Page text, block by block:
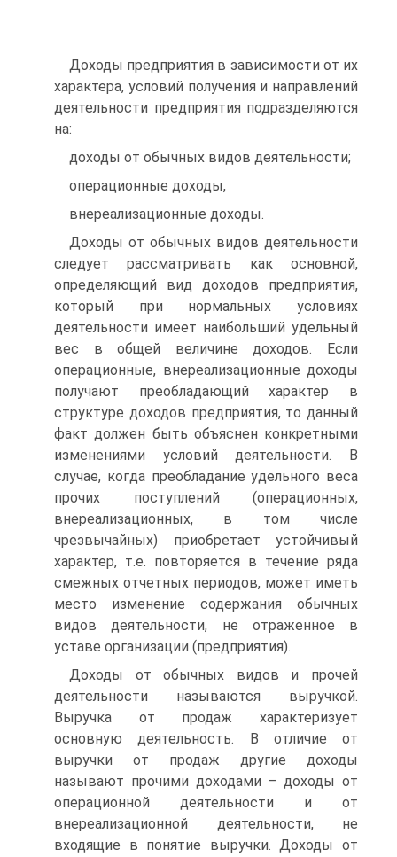
Доходы предприятия в зависимости от их
характера, условий получения и направлений
деятельности предприятия подразделяются
на:
доходы от обычных видов деятельности;
операционные доходы,
внереализационные доходы.
Доходы от обычных видов деятельности
следует рассматривать как основной,
определяющий вид доходов предприятия,
который при нормальных условиях
деятельности имеет наибольший удельный
вес в общей величине доходов. Если
операционные, внереализационные доходы
получают преобладающий характер в
структуре доходов предприятия, то данный
факт должен быть объяснен конкретными
изменениями условий деятельности. В
случае, когда преобладание удельного веса
прочих поступлений (операционных,
внереализационных, в том числе
чрезвычайных) приобретает устойчивый
характер, т.е. повторяется в течение ряда
смежных отчетных периодов, может иметь
место изменение содержания обычных
видов деятельности, не отраженное в
уставе организации (предприятия).
Доходы от обычных видов и прочей
деятельности называются выручкой.
Выручка от продаж характеризует
основную деятельность. В отличие от
выручки от продаж другие доходы
называют прочими доходами – доходы от
операционной деятельности и от
внереализационной деятельности, не
входящие в понятие выручки. Доходы от